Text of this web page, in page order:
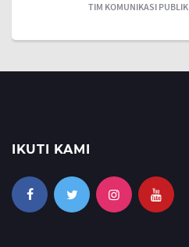
TIM KOMUNIKASI PUBLIK
IKUTI KAMI